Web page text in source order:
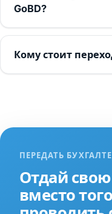
GoBD?
Кому стоит
ПЕРЕДАТЬ
Отдай
вместо